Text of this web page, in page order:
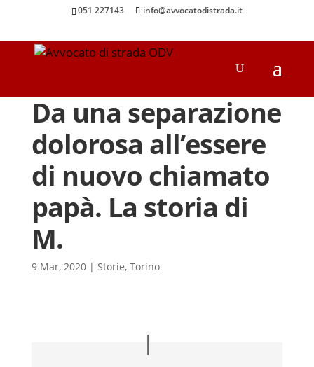
051 227143 info@avvocatodistrada.it
Da una separazione
dolorosa all’essere
di nuovo chiamato
papà. La storia di
M.
9 Mar, 2020| Storie, Torino